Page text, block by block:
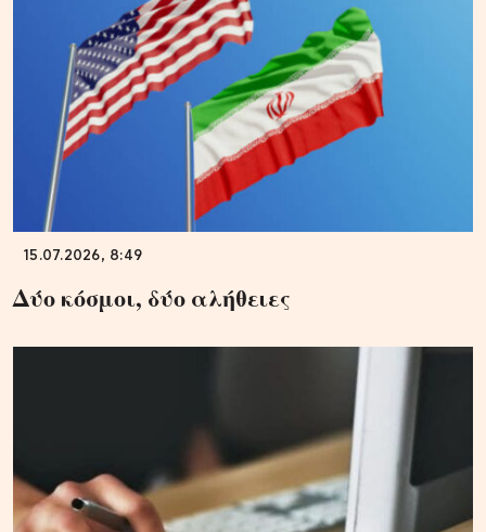
15.07.2026, 8:49
Δύο κόσμοι, δύο αλήθειες